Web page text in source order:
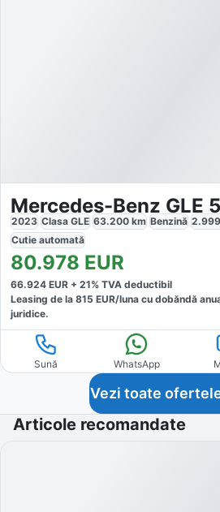
Mercedes-Benz GLE
2023 Clasa GLE 63.200 km Benzină 2.999
Cutie automată
80.978 EUR
66.924 EUR + 21% TVA deductibil
Leasing de la 815 EUR/luna cu dobăndă
juridice.
Sună WhatsApp
Vezi toate
Articole recomandate